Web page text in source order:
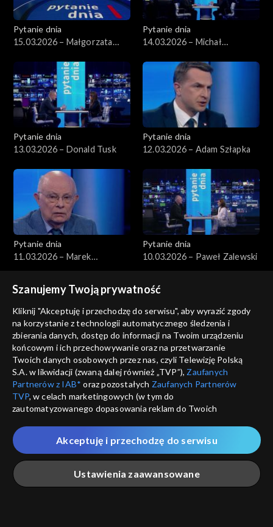
Pytanie dnia
15.03.2026 – Małgorzata
Pytanie dnia
14.03.2026 – Michał
Pytanie dnia
13.03.2026 – Donald Tusk
Pytanie dnia
12.03.2026 – Adam Szłapka
Pytanie dnia
11.03.2026 – Marek
Pytanie dnia
10.03.2026 – Paweł Zalewski
Pytanie dnia
09.03.2026 – Jakub Banaszak
Pytanie dnia
08.03.2026 – Henryka
Pytanie dnia
07.03.2026 – Miłosz Motyka
Pytanie dnia
06.03.2026 – Hanna
Szanujemy Twoją prywatność
Kliknij "Akceptuję i przechodzę do serwisu", aby wyrazić zgody
na korzystanie z technologii automatycznego śledzenia i
zbierania danych, dostęp do informacji na Twoim urządzeniu
końcowym i ich przechowywanie oraz na przetwarzanie
Twoich danych osobowych przez nas, czyli Telewizję Polską
S.A. w likwidacji (zwaną dalej również „TVP”), Zaufanych
Partnerów z IAB* oraz pozostałych Zaufanych Partnerów
TVP, w celach marketingowych (w tym do
zautomatyzowanego dopasowania reklam do Twoich
które wskazujemy poniżej, a także zgody na udostępnianie
przez nas identyfikatora PPID do Google.
Twoje dane osobowe zbierane podczas odwiedzania przez
Ciebie naszych
poszczególnych serwisówzwanych dalej
„Portalem”, w tym informacje zapisywane za pomocą
Ustawienia zaawansowane
Akceptuję i przechodzę do serwisu